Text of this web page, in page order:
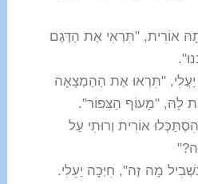
אוֹרִית, "תִּרְאִי אֶת הַדֶּגֶם
"תִּרְאוּ אֶת הַהַמְצָאָה
לָהּ, "מָעוֹף הַצִּפּוֹר".
אוֹרִית וְרוּתִי עַל
מָה זֶה", חִיְּכָה יַעֵלִי.